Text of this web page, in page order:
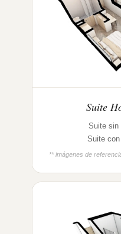
Suite
Suite sin
Suite con
** imágenes de